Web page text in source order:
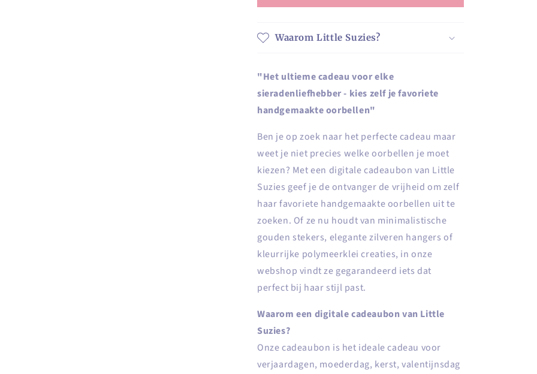
ontvanger
ingeklapt
Waarom Little Suzies?
"Het ultieme cadeau voor elke
sieradenliefhebber - kies zelf je favoriete
handgemaakte oorbellen"
Ben je op zoek naar het perfecte cadeau maar
weet je niet precies welke oorbellen je moet
kiezen? Met een digitale cadeaubon van Little
Suzies geef je de ontvanger de vrijheid om zelf
haar favoriete handgemaakte oorbellen uit te
zoeken. Of ze nu houdt van minimalistische
gouden stekers, elegante zilveren hangers of
kleurrijke polymeerklei creaties, in onze
webshop vindt ze gegarandeerd iets dat
perfect bij haar stijl past.
Waarom een digitale cadeaubon van Little
Suzies?
Onze cadeaubon is het ideale cadeau voor
verjaardagen, moederdag, kerst, valentijnsdag